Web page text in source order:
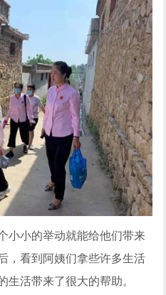
小小的举动就能给他们带来
，看到阿姨们拿些许多生活
生活带来了很大的帮助。